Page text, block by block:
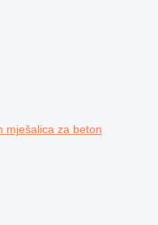
mješalica za beton